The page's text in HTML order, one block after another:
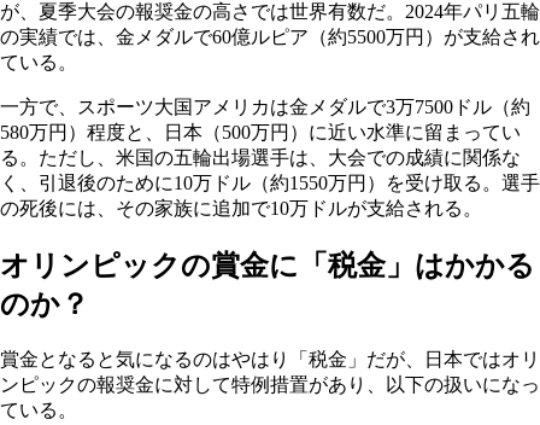
が、夏季大会の報奨金の高さでは世界有数だ。2024年パリ五輪
の実績では、金メダルで60億ルピア（約5500万円）が支給され
ている。
一方で、スポーツ大国アメリカは金メダルで3万7500ドル（約
580万円）程度と、日本（500万円）に近い水準に留まってい
る。ただし、 米国の五輪出場選手は、大会での成績に関係な
く、引退後のために10万ドル（約1550万円）を受け取る。選手
の死後には、その家族に追加で10万ドルが支給される。
オリンピックの賞金に「税金」はかかる
のか？
賞金となると気になるのはやはり「税金」だが、日本ではオリ
ンピックの報奨金に対して特例措置があり、以下の扱いになっ
ている。